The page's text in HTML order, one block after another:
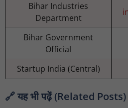
Bihar Industries
Department
Bihar Government
Official
Startup India (Central)
🔗 यह भी पढ़ें (Related Posts)